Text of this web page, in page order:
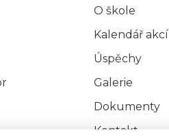
O škole
Kalendář akcí
Úspěchy
Galerie
Dokumenty
Kontakt